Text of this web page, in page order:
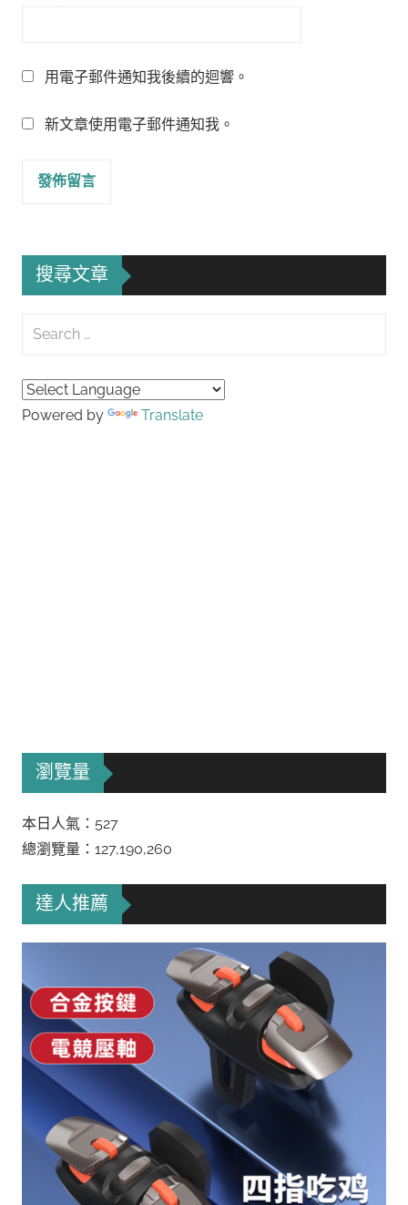
用電子郵件通知我後續的迴響。
新文章使用電子郵件通知我。
搜尋文章
Search
Powered by Translate
瀏覽量
本日人氣：527
總瀏覽量：127,190,260
達人推薦